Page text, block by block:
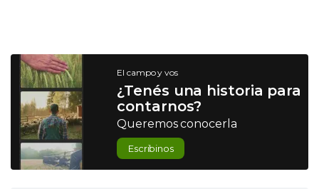
El campo y vos
¿Tenés una historia para
contarnos?
Queremos conocerla
Escribinos